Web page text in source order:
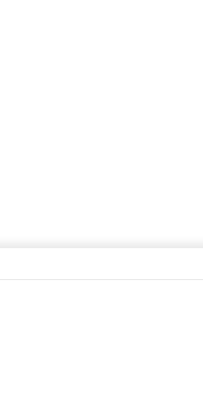
جان بوجھ کر روزہ ٹوڑنے اور جماع کرنے سے صرف قضاء لازم ہے